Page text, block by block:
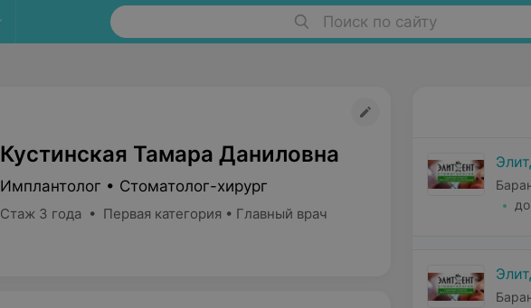
Поиск по сайту
Кустинская Тамара Даниловна
Имплантолог • Стоматолог-хирург
Стаж 3 года • Первая категория • Главный врач